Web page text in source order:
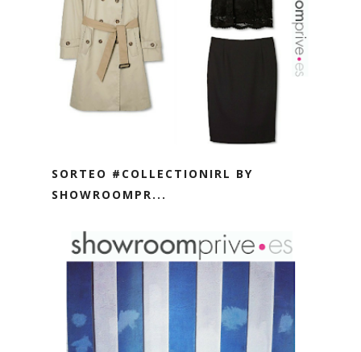
SORTEO #COLLECTIONIRL BY
SHOWROOMPR...